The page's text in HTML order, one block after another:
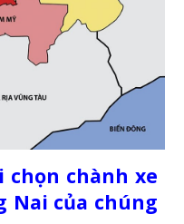
chành xe
Nai của chúng